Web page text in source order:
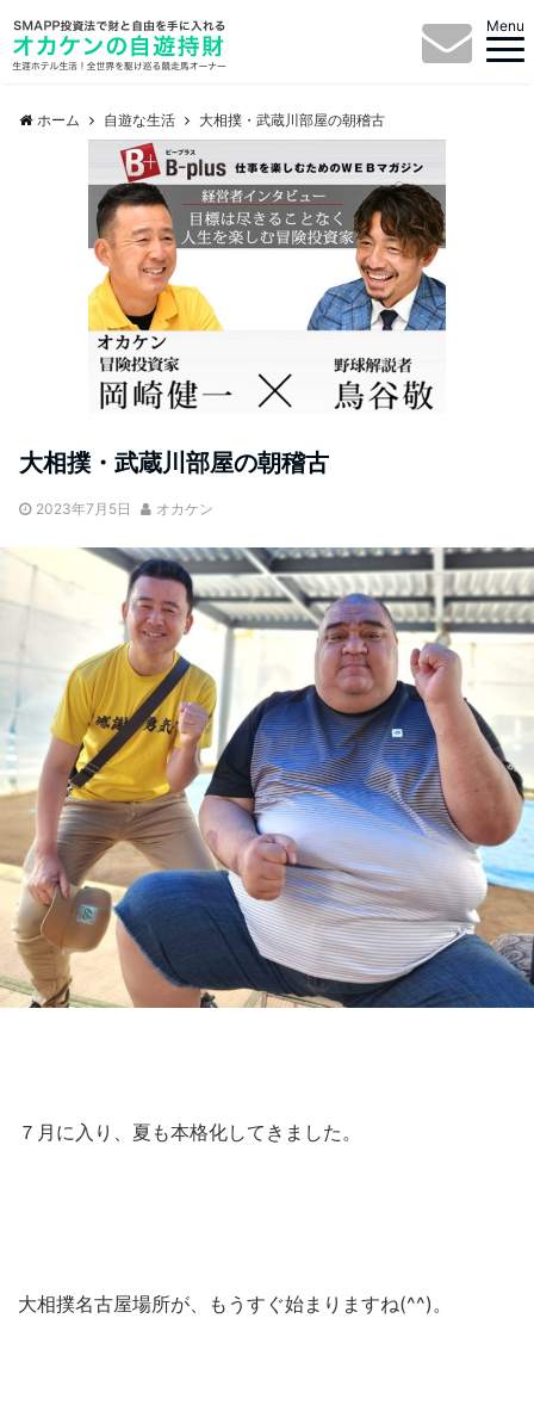
Menu
ホーム 自遊な生活 大相撲・武蔵川部屋の朝稽古
大相撲・武蔵川部屋の朝稽古
2023年7月5日 オカケン
７月に入り、夏も本格化してきました。
大相撲名古屋場所が、もうすぐ始まりますね(^^)。